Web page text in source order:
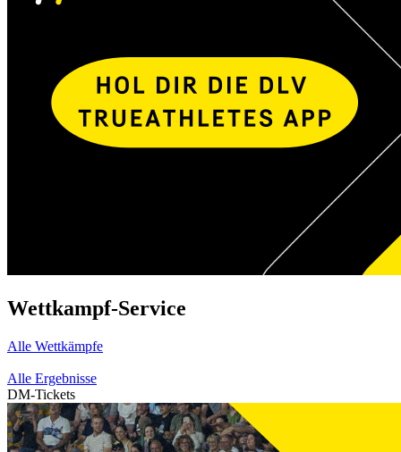
Wettkampf-Service
Alle Wettkämpfe
Alle Ergebnisse
DM-Tickets